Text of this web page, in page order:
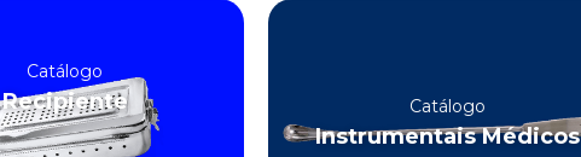
Catálogo
Recipiente Catálogo
Instrumentais Médicos